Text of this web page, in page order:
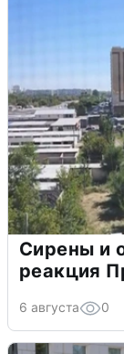
Сирены и
реакция
6 августа 0